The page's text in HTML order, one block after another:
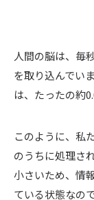
人間の脳は、毎
を取り込んでい
は、たったの約
このように、私
のうちに処理さ
小さいため、情
ている状態なので